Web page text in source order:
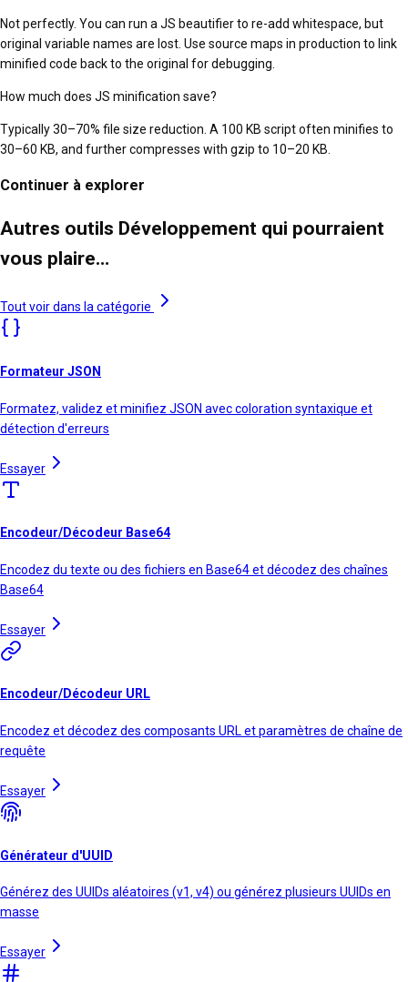
Not perfectly. You can run a JS beautifier to re-add whitespace, but
original variable names are lost. Use source maps in production to link
minified code back to the original for debugging.
How much does JS minification save?
Typically 30–70% file size reduction. A 100 KB script often minifies to
30–60 KB, and further compresses with gzip to 10–20 KB.
Continuer à explorer
Autres outils Développement qui pourraient
vous plaire…
Tout voir dans la catégorie
Formateur JSON
Formatez, validez et minifiez JSON avec coloration syntaxique et
détection d'erreurs
Essayer
Encodeur/Décodeur Base64
Encodez du texte ou des fichiers en Base64 et décodez des chaînes
Base64
Essayer
Encodeur/Décodeur URL
Encodez et décodez des composants URL et paramètres de chaîne de
requête
Essayer
Générateur d'UUID
Générez des UUIDs aléatoires (v1, v4) ou générez plusieurs UUIDs en
masse
Essayer